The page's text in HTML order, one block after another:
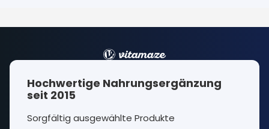
Hochwertige Nahrungsergänzung
seit 2015
Sorgfältig ausgewählte Produkte